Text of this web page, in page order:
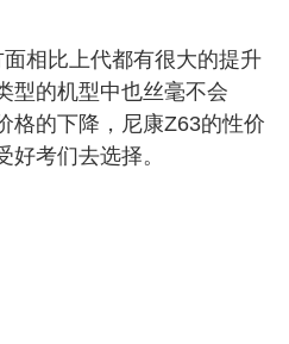
相比上代都有很大的提升
型的机型中也丝毫不会
格的下降，尼康Z63的性价
好考们去选择。